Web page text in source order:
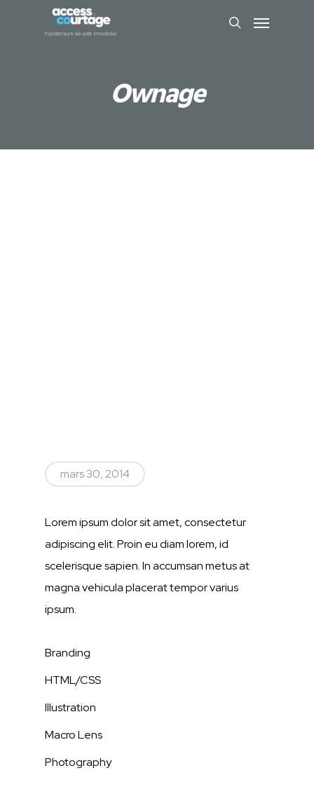
Ownage
mars 30, 2014
Lorem ipsum dolor sit amet, consectetur
adipiscing elit. Proin eu diam lorem, id
scelerisque sapien. In accumsan metus at
magna vehicula placerat tempor varius
ipsum.
Branding
HTML/CSS
Illustration
Macro Lens
Photography